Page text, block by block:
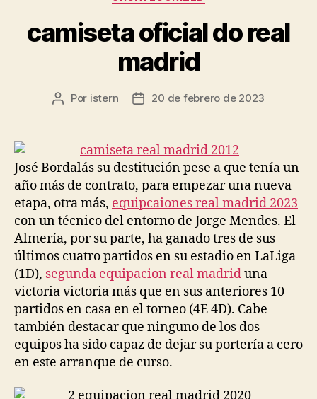
camiseta oficial do real
madrid
Autor
entrada
Por istern
Fecha
entrada
20 de febrero de 2023
José Bordalás su destitución pese a que tenía un
año más de contrato, para empezar una nueva
etapa, otra más, equipcaiones real madrid 2023
con un técnico del entorno de Jorge Mendes. El
Almería, por su parte, ha ganado tres de sus
últimos cuatro partidos en su estadio en LaLiga
(1D), segunda equipacion real madriduna
victoria victoria más que en sus anteriores 10
partidos en casa en el torneo (4E 4D). Cabe
también destacar que ninguno de los dos
equipos ha sido capaz de dejar su portería a cero
en este arranque de curso.